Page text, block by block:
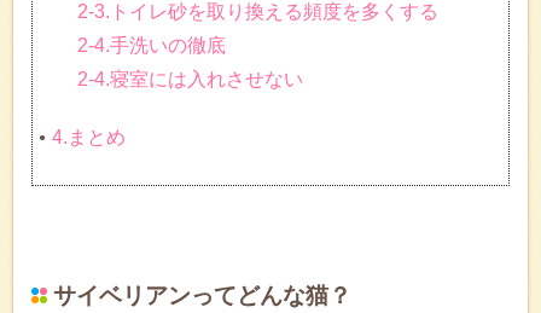
2-3.トイレ砂を取り換える頻度を多くする
2-4.手洗いの徹底
2-4.寝室には入れさせない
4.まとめ
サイベリアンってどんな猫？